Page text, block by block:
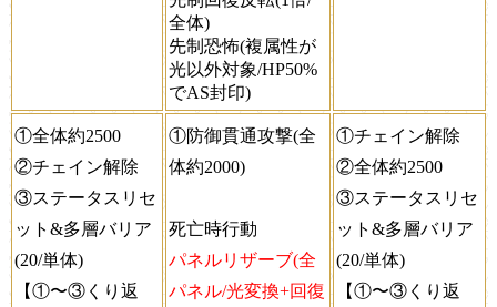
全体)
先制恐怖(複属性が
光以外対象/HP50%
でAS封印)
①全体約2500
②チェイン解除
③ステータスリセ
ット&多層バリア
(20/単体)
【①〜③くり返
①防御貫通攻撃(全
体約2000)
死亡時行動
パネルリザーブ(全
パネル/光変換+回復
①チェイン解除
②全体約2500
③ステータスリセ
ット&多層バリア
(20/単体)
【①〜③くり返